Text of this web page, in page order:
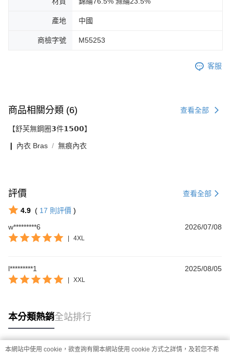
產地 中國
商檢字號 M55253
客服
商品相關分類 (6) 查看全部
【舒芙無鋼圈𝟯件𝟭𝟱𝟬𝟬】
❙ 內衣 Bras 無痕內衣
評價 查看全部
4.9 ( 17 則評價 )
w*********6
2026/07/08
| 4XL
l*********1 2025/08/05
| XXL
本分類熱銷全站排行
本網站中使用 cookie，欲查詢有關本網站使用 cookie 方式之詳情，及若您不希